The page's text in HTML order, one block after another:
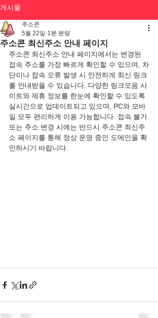
게시물
주소콘 최신주소 안내 페이지
주소콘
5월 22일 1분 분량
주소콘 최신주소 안내 페이지에서는 변경된
접속 주소를 가장 빠르게 확인할 수 있으며, 차
단이나 접속 오류 발생 시 안전하게 최신 링크
를 안내받을 수 있습니다. 다양한 링크모음 사
이트와 제휴 정보를 한눈에 확인할 수 있도록
실시간으로 업데이트되고 있으며, PC와 모바
일 모두 편리하게 이용 가능합니다. 접속 불가
또는 주소 변경 시에는 반드시 주소콘 최신주
소 페이지를 통해 정상 운영 중인 도메인을 확
인하시기 바랍니다.